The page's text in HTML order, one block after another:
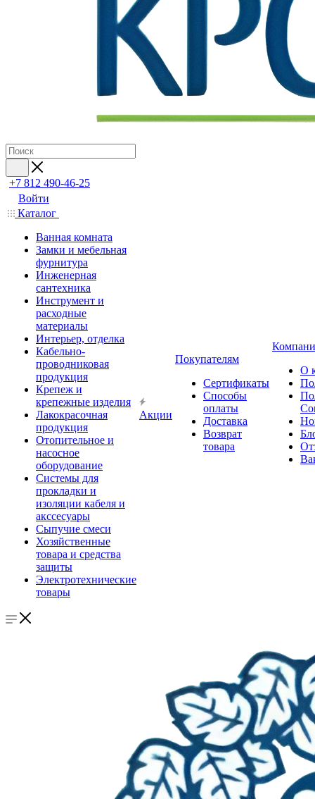
+7 812 490-46-25
Войти
Каталог
Ванная комната
Замки и мебельная
фурнитура
Инженерная
сантехника
Инструмент и
расходные
материалы
Интерьер, отделка
Кабельно-
проводниковая
продукция
Крепеж и
крепежные изделия
Лакокрасочная
продукция
Отопительное и
насосное
оборудование
Системы для
прокладки и
изоляции кабеля и
акссесуары
Сыпучие смеси
Хозяйственные
товара и средства
защиты
Электротехнические
товары
Акции
Покупателям
Сертификаты
Способы
оплаты
Доставка
Возврат
товара
О